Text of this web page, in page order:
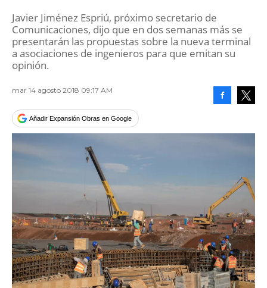
Javier Jiménez Espriú, próximo secretario de
Comunicaciones, dijo que en dos semanas más se
presentarán las propuestas sobre la nueva terminal
a asociaciones de ingenieros para que emitan su
opinión.
mar 14 agosto 2018 09:17 AM
Añadir Expansión Obras en Google